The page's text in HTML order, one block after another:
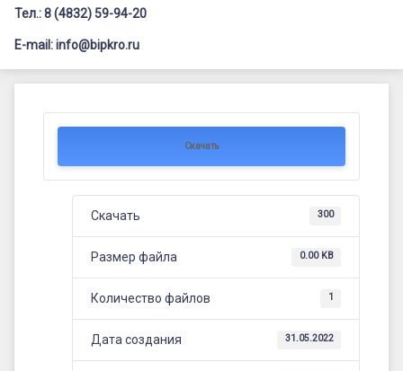
Профилактика дистанционных преступлений
Документация
Контакты
Я-гражданин России
Флагманы образования
Всероссийский конкурс сочинений 2026
Иные конкурсы
Заголовок сайта → второстепенный
Тел.: 8 (4832) 59-94-20
E-mail: info@bipkro.ru
грамотность
Posted on31.05.2022
Updated on14.09.2024
Скачать
Скачать 300
Размер файла 0.00 KB
Количество файлов 1
Дата создания 31.05.2022